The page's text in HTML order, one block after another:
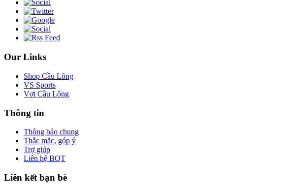
Our Links
Shop Cầu Lông
VS Sports
Vợt Cầu Lông
Thông tin
Thông báo chung
Thắc mắc, góp ý
Trợ giúp
Liên hệ BQT
Liên kết bạn bè